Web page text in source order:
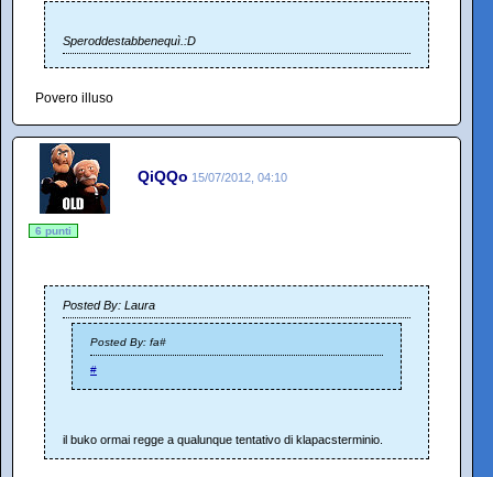
Speroddestabbenequì.:D
Povero illuso
QiQQo 15/07/2012, 04:10
6 punti
Posted By: Laura
Posted By: fa#
#
il buko ormai regge a qualunque tentativo di klapacsterminio.